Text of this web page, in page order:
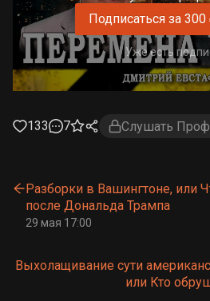
Подписаться за
Уже есть
133 7 Слушать
Разборки в Вашингтоне, или
после Дональда Трампа
29 мая 17:00
Выхолащивание сути
или Кто